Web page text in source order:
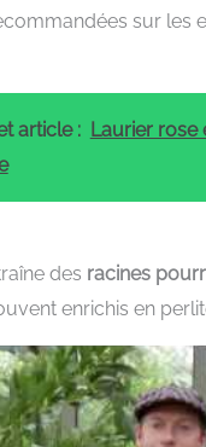
sur les
article : Laurier rose
des racines
enrichis en